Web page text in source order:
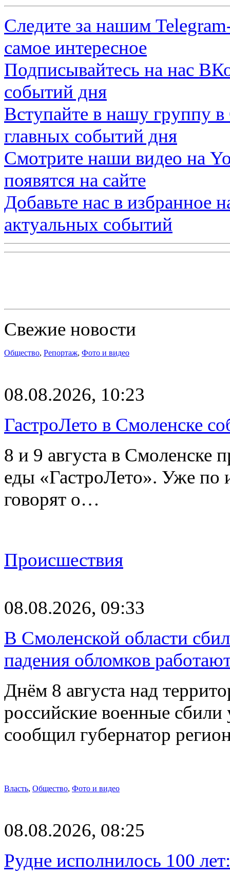
Следите за нашим
самое интересное
Подписывайтесь на нас
событий дня
Вступайте в нашу группу в
главных событий дня
Смотрите наши видео на
появятся на сайте
Добавьте нас в избранное
актуальных событий
Свежие новости
Общество, Репортаж, Фото и видео
08.08.2026, 10:23
ГастроЛето в Смоленске
8 и 9 августа в Смоленске
еды «ГастроЛето». Уже по
говорят о…
Происшествия
08.08.2026, 09:33
В Смоленской области
падения обломков
Днём 8 августа над
российские военные
сообщил губернатор
Власть, Общество, Фото и видео
08.08.2026, 08:25
Рудне исполнилось 100